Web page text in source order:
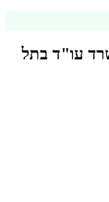
עו"ד בתל